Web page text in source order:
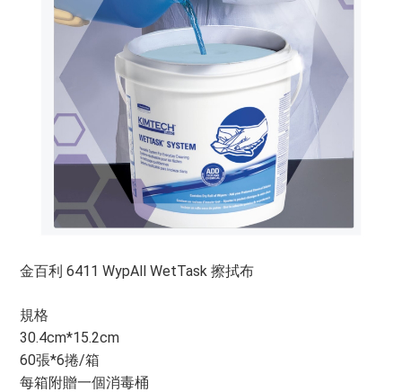
金百利 6411 WypAll WetTask 擦拭布
規格
30.4cm*15.2cm
60張*6捲/箱
每箱附贈一個消毒桶